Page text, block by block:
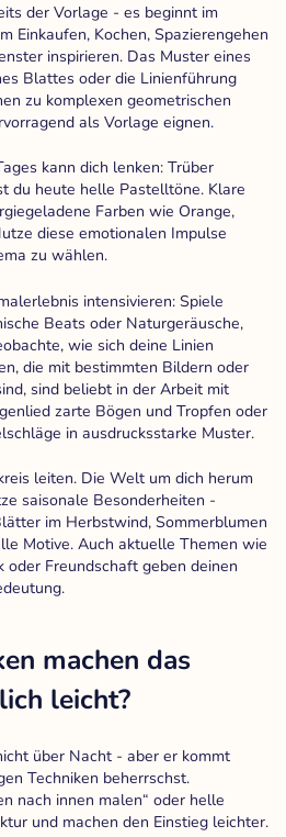
der Vorlage - es beginnt im
Einkaufen, Kochen, Spazierengehen
inspirieren. Das Muster eines
Blattes oder die Linienführung
zu komplexen geometrischen
als Vorlage eignen.
kann dich lenken: Trüber
du heute helle Pastelltöne. Klare
Farben wie Orange,
diese emotionalen Impulse
zu wählen.
intensivieren: Spiele
Beats oder Naturgeräusche,
wie sich deine Linien
die mit bestimmten Bildern oder
sind beliebt in der Arbeit mit
zarte Bögen und Tropfen oder
in ausdrucksstarke Muster.
leiten. Die Welt um dich herum
saisonale Besonderheiten -
im Herbstwind, Sommerblumen
Motive. Auch aktuelle Themen wie
oder Freundschaft geben deinen
machen das
leicht?
über Nacht - aber er kommt
Techniken beherrschst.
nach innen malen“ oder helle
und machen den Einstieg leichter.